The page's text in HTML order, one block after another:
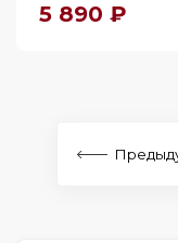
5 890 ₽